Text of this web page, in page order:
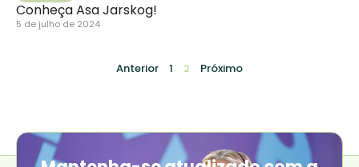
Conheça Asa Jarskog!
5 de julho de 2024
Anterior 1 2 Próximo